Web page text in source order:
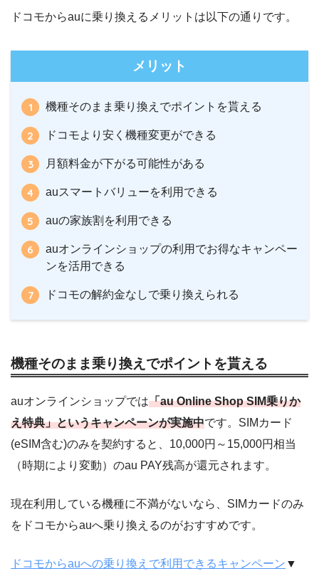
ドコモからauに乗り換えるメリットは以下の通りです。
メリット
機種そのまま乗り換えでポイントを貰える
ドコモより安く機種変更ができる
月額料金が下がる可能性がある
auスマートバリューを利用できる
auの家族割を利用できる
auオンラインショップの利用でお得なキャンペー
ンを活用できる
ドコモの解約金なしで乗り換えられる
機種そのまま乗り換えでポイントを貰える
auオンラインショップでは「au Online Shop SIM乗りか
え特典」というキャンペーンが実施中です。SIMカード
(eSIM含む)のみを契約すると、10,000円～15,000円相当
（時期により変動）のau PAY残高が還元されます。
現在利用している機種に不満がないなら、SIMカードのみ
をドコモからauへ乗り換えるのがおすすめです。
ドコモからauへの乗り換えで利用できるキャンペーン ▼